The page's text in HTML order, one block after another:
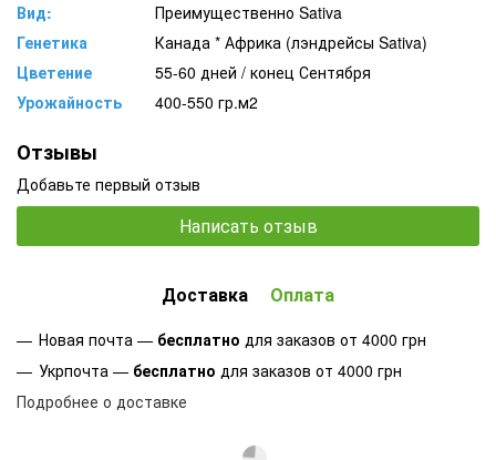
Вид:
Преимущественно Sativa
Генетика
Канада * Африка (лэндрейсы Sativa)
Цветение
55-60 дней / конец Сентября
Урожайность
400-550 гр.м2
Отзывы
Добавьте первый отзыв
Написать отзыв
Доставка Оплата
Новая почта — бесплатно для заказов от 4000 грн
Укрпочта — бесплатно для заказов от 4000 грн
Подробнее о доставке